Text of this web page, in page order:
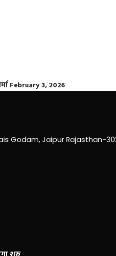
February 3, 2026
Godam, Jaipur Rajasthan-